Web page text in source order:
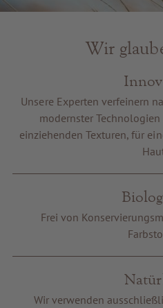
Wir
Unsere Experten verfeinern
modernster
einziehenden Texturen, für
Frei von
Wir verwenden